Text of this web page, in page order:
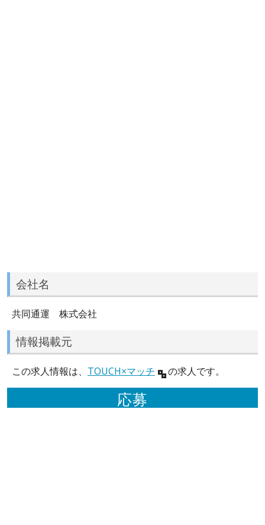
会社名
共同通運 株式会社
情報掲載元
この求人情報は、 TOUCH×マッチ の求人です。
応募